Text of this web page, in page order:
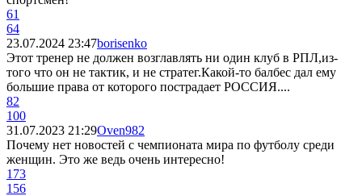
61
64
23.07.2024 23:47borisenko
Этот тренер не должен возглавлять ни один клуб в РПЛ,из-
того что он не тактик, и не стратег.Какой-то балбес дал ему
большие права от которого пострадает РОССИЯ....
82
100
31.07.2023 21:29Oven982
Почему нет новостей с чемпионата мира по футболу среди
женщин. Это же ведь очень интересно!
173
156